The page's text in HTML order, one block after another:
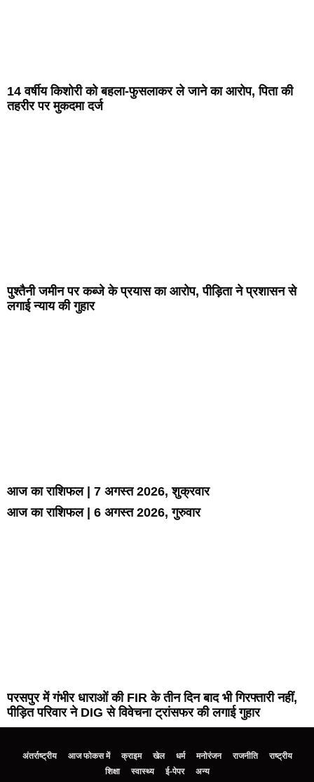
14 वर्षीय किशोरी को बहला-फुसलाकर ले जाने का आरोप, पिता की
तहरीर पर मुकदमा दर्ज
पुश्तैनी जमीन पर कब्जे के प्रयास का आरोप, पीड़िता ने प्रशासन से
लगाई न्याय की गुहार
आज का राशिफल | 7 अगस्त 2026, शुक्रवार
आज का राशिफल | 6 अगस्त 2026, गुरुवार
परसपुर में गंभीर धाराओं की FIR के तीन दिन बाद भी गिरफ्तारी नहीं,
पीड़ित परिवार ने DIG से विवेचना ट्रांसफर की लगाई गुहार
अंतर्राष्ट्रीय आज फोकस में क्राइम खेल धर्म मनोरंजन राजनीति
राष्ट्रीय
शिक्षा
स्वास्थ्य ई-पेपर अन्य